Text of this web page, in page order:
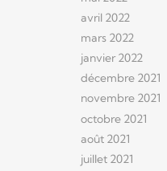
avril 2022
mars 2022
janvier 2022
décembre 2021
novembre 2021
octobre 2021
août 2021
juillet 2021